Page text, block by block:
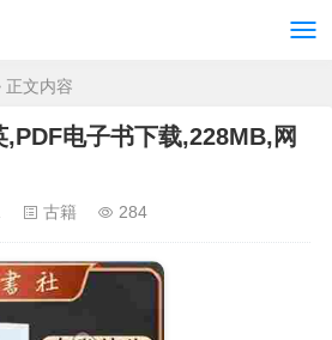
正文内容
电子书下载,228MB,网
古籍 284